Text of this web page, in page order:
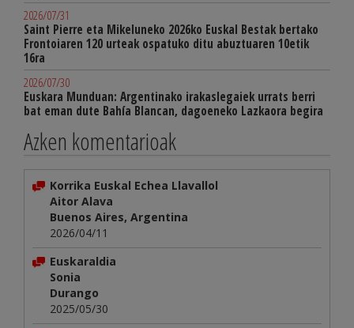
2026/07/31
Saint Pierre eta Mikeluneko 2026ko Euskal Bestak bertako
Frontoiaren 120 urteak ospatuko ditu abuztuaren 10etik
16ra
2026/07/30
Euskara Munduan: Argentinako irakaslegaiek urrats berri
bat eman dute Bahía Blancan, dagoeneko Lazkaora begira
Azken komentarioak
Korrika Euskal Echea Llavallol
Aitor Alava
Buenos Aires, Argentina
2026/04/11
Euskaraldia
Sonia
Durango
2025/05/30